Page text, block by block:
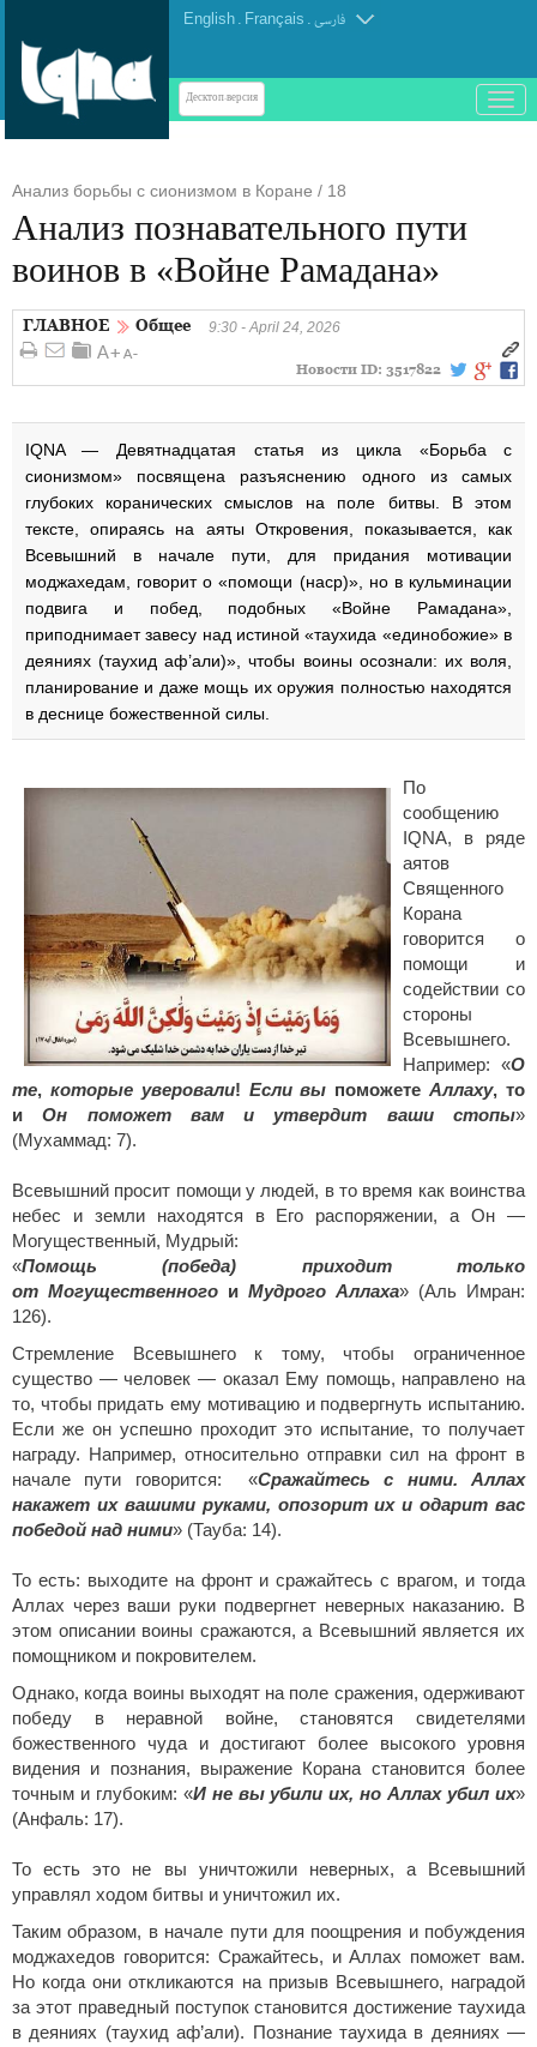
English . Français . فارسی
Десктоп-версия
باز
و
Анализ борьбы с сионизмом в Коране / 18
Анализ познавательного пути
воинов в «Войне Рамадана»
ГЛАВНОЕ Общее 9:30 - April 24, 2026
Новости ID: 3517822
IQNA — Девятнадцатая статья из цикла «Борьба с
сионизмом» посвящена разъяснению одного из самых
глубоких коранических смыслов на поле битвы. В этом
тексте, опираясь на аяты Откровения, показывается, как
Всевышний в начале пути, для придания мотивации
моджахедам, говорит о «помощи (наср)», но в кульминации
подвига и побед, подобных «Войне Рамадана»,
приподнимает завесу над истиной «таухида «единобожие» в
деяниях (таухид аф’али)», чтобы воины осознали: их воля,
планирование и даже мощь их оружия полностью находятся
в деснице божественной силы.
По
сообщению
IQNA, в ряде
аятов
Священного
Корана
говорится о
помощи и
содействии со
стороны
Всевышнего.
Например: «О
те, которые уверовали! Если вы поможетеАллаху, то
иОн поможет вам и утвердит ваши стопы»
(Мухаммад: 7).
Всевышний просит помощи у людей, в то время как воинства
небес и земли находятся в Его распоряжении, а Он —
Могущественный, Мудрый:
«Помощь
(победа) приходит только
от Могущественного и Мудрого Аллаха» (Аль Имран:
126).
Стремление Всевышнего к тому, чтобы ограниченное
существо — человек — оказал Ему помощь, направлено на
то, чтобы придать ему мотивацию и подвергнуть испытанию.
Если же он успешно проходит это испытание, то получает
награду. Например, относительно отправки сил на фронт в
начале пути говорится: «Сражайтесь с ними. Аллах
накажет их вашими руками, опозорит их и одарит вас
победой над ними» (Тауба: 14).
То есть: выходите на фронт и сражайтесь с врагом, и тогда
Аллах через ваши руки подвергнет неверных наказанию. В
этом описании воины сражаются, а Всевышний является их
помощником и покровителем.
Однако, когда воины выходят на поле сражения, одерживают
победу в неравной войне, становятся свидетелями
божественного чуда и достигают более высокого уровня
видения и познания, выражение Корана становится более
точным и глубоким: «И не вы убили их, но Аллах убил их»
(Анфаль: 17).
То есть это не вы уничтожили неверных, а Всевышний
управлял ходом битвы и уничтожил их.
Таким образом, в начале пути для поощрения и побуждения
моджахедов говорится: Сражайтесь, и Аллах поможет вам.
Но когда они откликаются на призыв Всевышнего, наградой
за этот праведный поступок становится достижение таухида
в деяниях (таухид аф’али). Познание таухида в деяниях —